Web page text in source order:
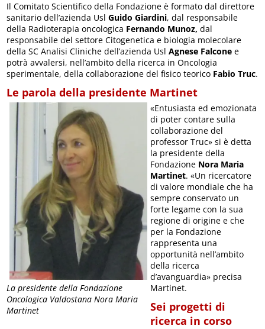
Il Comitato Scientifico della Fondazione è formato dal direttore
sanitario dell’azienda UslGuido Giardini, dal responsabile
della Radioterapia oncologica Fernando Munoz, dal
responsabile del settore Citogenetica e biologia molecolare
della SC Analisi Cliniche dell’azienda UslAgnese Falcone e
potrà avvalersi, nell’ambito della ricerca in Oncologia
sperimentale, della collaborazione del fisico teorico Fabio Truc.
Le parola della presidente Martinet
La presidente della Fondazione
Oncologica Valdostana Nora Maria
Martinet
«Entusiasta ed emozionata
di poter contare sulla
collaborazione del
professor Truc» si è detta
la presidente della
Fondazione Nora Maria
Martinet. «Un ricercatore
di valore mondiale che ha
sempre conservato un
forte legame con la sua
regione di origine e che
per la Fondazione
rappresenta una
opportunità nell’ambito
della ricerca
d’avanguardia» precisa
Martinet.
Sei progetti di
ricerca in corso